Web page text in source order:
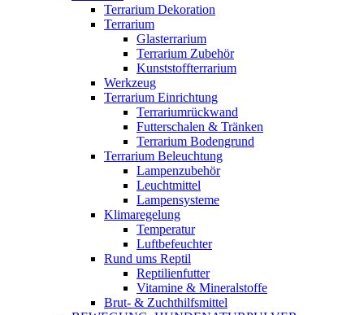
Terrarium Dekoration
Terrarium
Glasterrarium
Terrarium Zubehör
Kunststoffterrarium
Werkzeug
Terrarium Einrichtung
Terrariumrückwand
Futterschalen & Tränken
Terrarium Bodengrund
Terrarium Beleuchtung
Lampenzubehör
Leuchtmittel
Lampensysteme
Klimaregelung
Temperatur
Luftbefeuchter
Rund ums Reptil
Reptilienfutter
Vitamine & Mineralstoffe
Brut- & Zuchthilfsmittel